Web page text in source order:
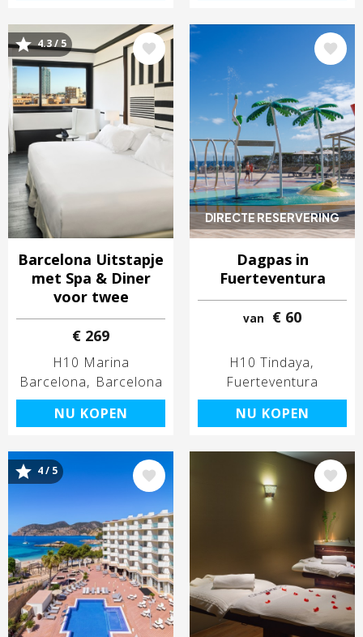
Afbeelding
4.3 / 5
Barcelona Uitstapje
met Spa & Diner
voor twee
€ 269
H10 Marina
Barcelona
Barcelona
NU KOPEN
DIRECTE RESERVERING
Afbeelding
Dagpas in
Fuerteventura
van € 60
H10 Tindaya
Fuerteventura
NU KOPEN
Afbeelding
4 / 5 Afbeelding